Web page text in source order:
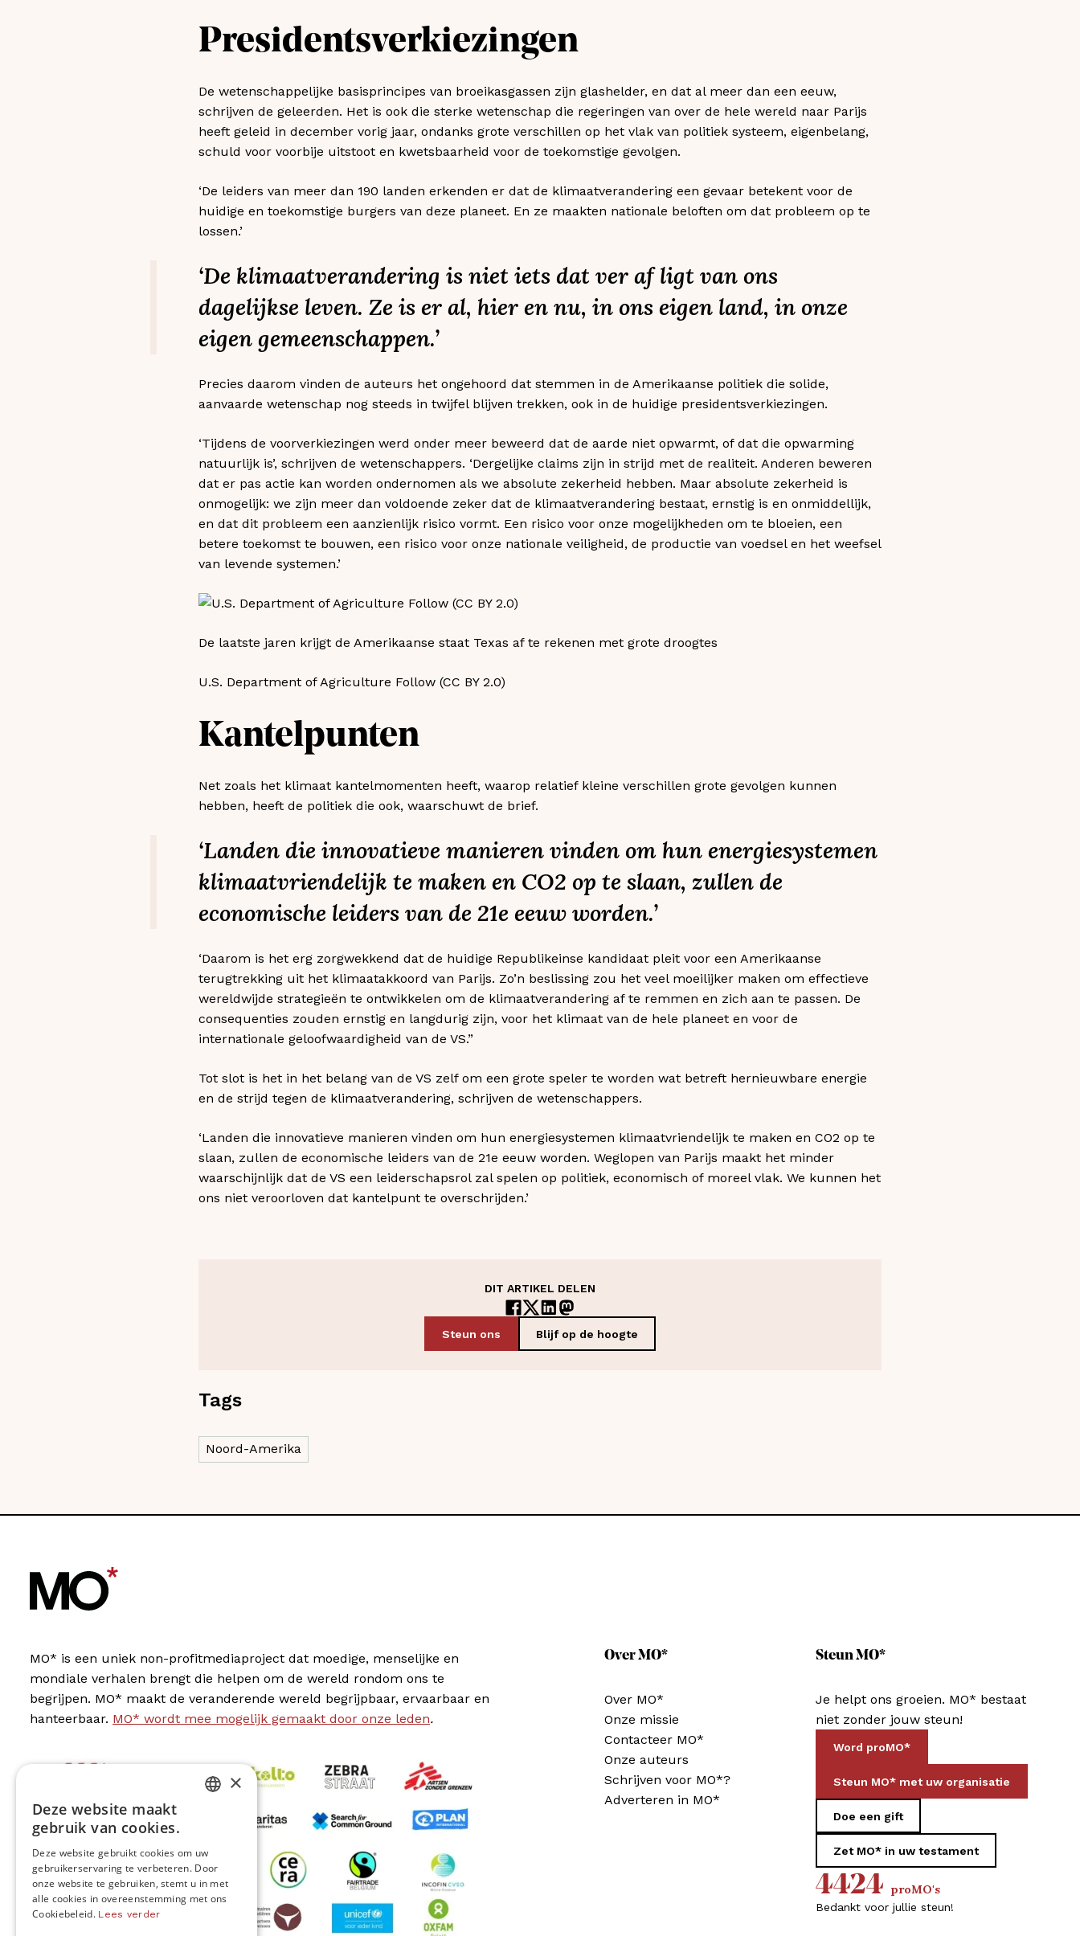
Presidentsverkiezingen
De wetenschappelijke basisprincipes van broeikasgassen zijn glashelder, en dat al meer dan een eeuw,
schrijven de geleerden. Het is ook die sterke wetenschap die regeringen van over de hele wereld naar Parijs
heeft geleid in december vorig jaar, ondanks grote verschillen op het vlak van politiek systeem, eigenbelang,
schuld voor voorbije uitstoot en kwetsbaarheid voor de toekomstige gevolgen.
‘De leiders van meer dan 190 landen erkenden er dat de klimaatverandering een gevaar betekent voor de
huidige en toekomstige burgers van deze planeet. En ze maakten nationale beloften om dat probleem op te
lossen.’
‘De klimaatverandering is niet iets dat ver af ligt van ons
dagelijkse leven. Ze is er al, hier en nu, in ons eigen land, in onze
eigen gemeenschappen.’
Precies daarom vinden de auteurs het ongehoord dat stemmen in de Amerikaanse politiek die solide,
aanvaarde wetenschap nog steeds in twijfel blijven trekken, ook in de huidige presidentsverkiezingen.
‘Tijdens de voorverkiezingen werd onder meer beweerd dat de aarde niet opwarmt, of dat die opwarming
natuurlijk is’, schrijven de wetenschappers. ‘Dergelijke claims zijn in strijd met de realiteit. Anderen beweren
dat er pas actie kan worden ondernomen als we absolute zekerheid hebben. Maar absolute zekerheid is
onmogelijk: we zijn meer dan voldoende zeker dat de klimaatverandering bestaat, ernstig is en onmiddellijk,
en dat dit probleem een aanzienlijk risico vormt. Een risico voor onze mogelijkheden om te bloeien, een
betere toekomst te bouwen, een risico voor onze nationale veiligheid, de productie van voedsel en het weefsel
van levende systemen.’
De laatste jaren krijgt de Amerikaanse staat Texas af te rekenen met grote droogtes
U.S. Department of Agriculture Follow (CC BY 2.0)​
Kantelpunten
Net zoals het klimaat kantelmomenten heeft, waarop relatief kleine verschillen grote gevolgen kunnen
hebben, heeft de politiek die ook, waarschuwt de brief.
‘Landen die innovatieve manieren vinden om hun energiesystemen
klimaatvriendelijk te maken en CO2 op te slaan, zullen de
economische leiders van de 21e eeuw worden.’
‘Daarom is het erg zorgwekkend dat de huidige Republikeinse kandidaat pleit voor een Amerikaanse
terugtrekking uit het klimaatakkoord van Parijs. Zo’n beslissing zou het veel moeilijker maken om effectieve
wereldwijde strategieën te ontwikkelen om de klimaatverandering af te remmen en zich aan te passen. De
consequenties zouden ernstig en langdurig zijn, voor het klimaat van de hele planeet en voor de
internationale geloofwaardigheid van de VS.”
Tot slot is het in het belang van de VS zelf om een grote speler te worden wat betreft hernieuwbare energie
en de strijd tegen de klimaatverandering, schrijven de wetenschappers.
‘Landen die innovatieve manieren vinden om hun energiesystemen klimaatvriendelijk te maken en CO2 op te
slaan, zullen de economische leiders van de 21e eeuw worden. Weglopen van Parijs maakt het minder
waarschijnlijk dat de VS een leiderschapsrol zal spelen op politiek, economisch of moreel vlak. We kunnen het
ons niet veroorloven dat kantelpunt te overschrijden.’
DIT ARTIKEL DELEN
Steun ons Blijf op de hoogte
Tags
Noord-Amerika
MO* is een uniek non-profitmediaproject dat moedige, menselijke en
mondiale verhalen brengt die helpen om de wereld rondom ons te
begrijpen. MO* maakt de veranderende wereld begrijpbaar, ervaarbaar en
hanteerbaar. MO* wordt mee mogelijk gemaakt door onze leden.
Over MO*
Over MO*
Onze missie
Contacteer MO*
Onze auteurs
Schrijven voor MO*?
Adverteren in MO*
Steun MO*
Je helpt ons groeien. MO* bestaat
niet zonder jouw steun!
Word proMO*
Steun MO* met uw organisatie
Doe een gift
Zet MO* in uw testament
4424 proMO's
Bedankt voor jullie steun!
ENGLISH
×
Deze website maakt
gebruik van cookies.
Deze website gebruikt cookies om uw
gebruikerservaring te verbeteren. Door
onze website te gebruiken, stemt u in met
alle cookies in overeenstemming met ons
Cookiebeleid. Lees verder